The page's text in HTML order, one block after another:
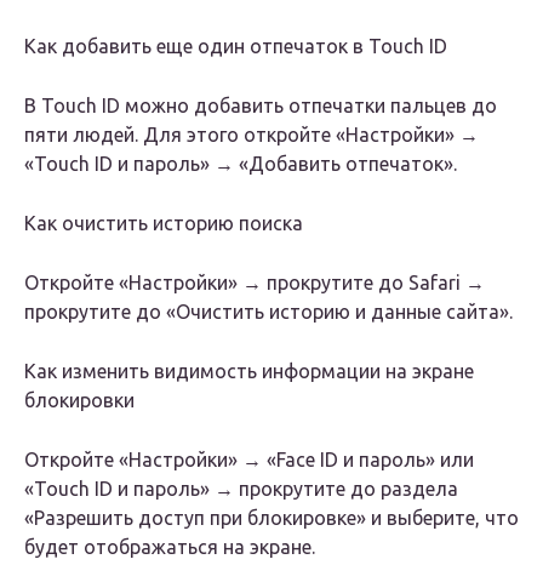
Как добавить еще один отпечаток в Touch ID
В Touch ID можно добавить отпечатки пальцев до
пяти людей. Для этого откройте «Настройки» →
«Touch ID и пароль» → «Добавить отпечаток».
Как очистить историю поиска
Откройте «Настройки» → прокрутите до Safari →
прокрутите до «Очистить историю и данные сайта».
Как изменить видимость информации на экране
блокировки
Откройте «Настройки» → «Face ID и пароль» или
«Touch ID и пароль» → прокрутите до раздела
«Разрешить доступ при блокировке» и выберите, что
будет отображаться на экране.